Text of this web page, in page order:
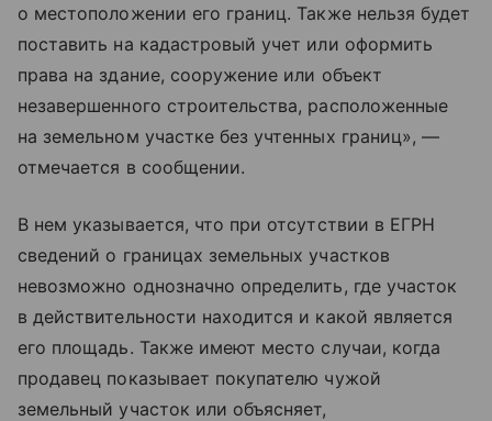
о местоположении его границ. Также нельзя будет
поставить на кадастровый учет или оформить
права на здание, сооружение или объект
незавершенного строительства, расположенные
на земельном участке без учтенных границ», —
отмечается в сообщении.
В нем указывается, что при отсутствии в ЕГРН
сведений о границах земельных участков
невозможно однозначно определить, где участок
в действительности находится и какой является
его площадь. Также имеют место случаи, когда
продавец показывает покупателю чужой
земельный участок или объясняет,